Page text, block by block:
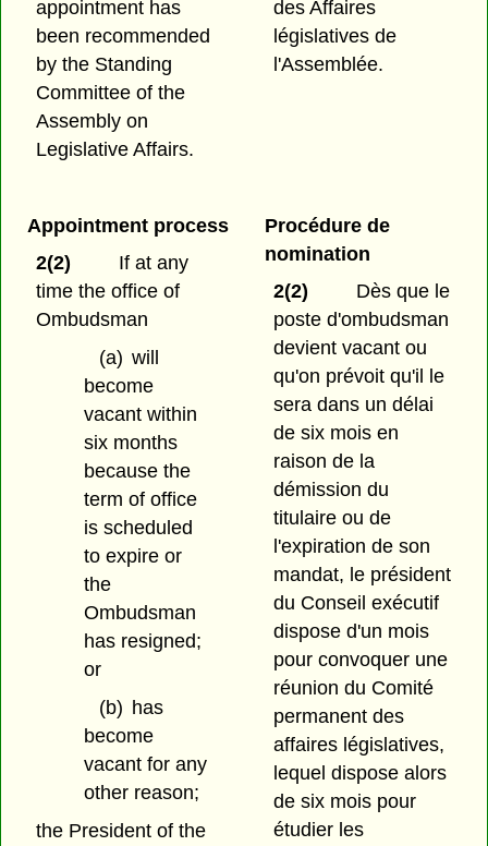
appointment has
been recommended
by the Standing
Committee of the
Assembly on
Legislative Affairs.
des Affaires
législatives de
l'Assemblée.
Appointment process
2(2)
If at any
time the office of
Ombudsman
(a) will
become
vacant within
six months
because the
term of office
is scheduled
to expire or
the
Ombudsman
has resigned;
or
(b) has
become
vacant for any
other reason;
the President of the
Procédure de
nomination
2(2)
Dès que le
poste d'ombudsman
devient vacant ou
qu'on prévoit qu'il le
sera dans un délai
de six mois en
raison de la
démission du
titulaire ou de
l'expiration de son
mandat, le président
du Conseil exécutif
dispose d'un mois
pour convoquer une
réunion du Comité
permanent des
affaires législatives,
lequel dispose alors
de six mois pour
étudier les